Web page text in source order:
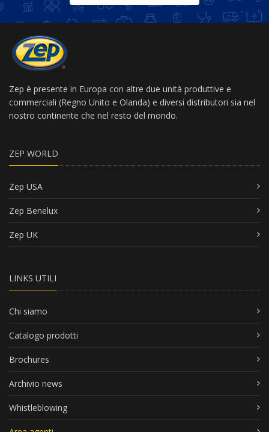
Zep è presente in Europa con altre due unità produttive e
commerciali (Regno Unito e Olanda) e diversi distributori sia nel
nostro continente che nel resto del mondo.
ZEP WORLD
Zep USA
Zep Benelux
Zep UK
LINKS UTILI
Chi siamo
Catalogo prodotti
Brochures
Archivio news
Whistleblowing